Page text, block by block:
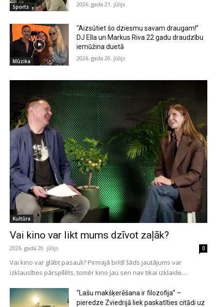
Sports 2026. gada 21. jūlijs
Mūzika
“Aizsūtiet šo dziesmu savam draugam!”
DJ Ella un Markus Riva 22 gadu draudzību
iemūžina duetā
2026. gada 20. jūlijs
Kultūra
Vai kino var likt mums dzīvot zaļāk?
2026. gada 20. jūlijs 0
Vai kino var glābt pasauli? Pirmajā brīdī šāds jautājums var
izklausīties pārspīlēts, tomēr kino jau sen nav tikai izklaide....
“Lašu makšķerēšana ir filozofija” –
pieredze Zviedrijā liek paskatīties citādi uz